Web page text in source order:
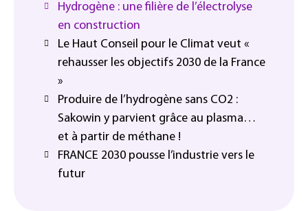
Hydrogène : une filière de l’électrolyse
en construction
Le Haut Conseil pour le Climat veut «
rehausser les objectifs 2030 de la France
»
Produire de l’hydrogène sans CO2 :
Sakowin y parvient grâce au plasma…
et à partir de méthane !
FRANCE 2030 pousse l’industrie vers le
futur